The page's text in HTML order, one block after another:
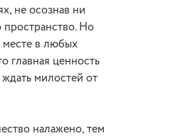
не осознав ни
пространство. Но
месте в любых
главная ценность
милостей от
налажено, тем